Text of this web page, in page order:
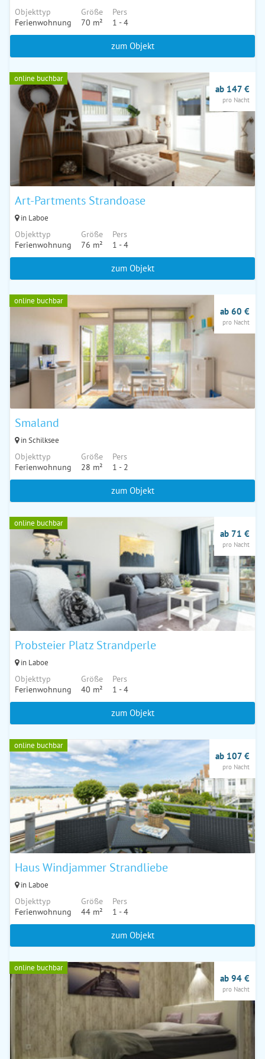
Objekttyp
Ferienwohnung
Größe
70 m²
Pers
1 - 4
zum Objekt
online buchbar
Art-Partments Strandoase
in Laboe
Objekttyp
Ferienwohnung
Größe
76 m²
Pers
1 - 4
ab 147 €
pro Nacht
zum Objekt
online buchbar
Smaland
in Schilksee
Objekttyp
Ferienwohnung
Größe
28 m²
Pers
1 - 2
ab 60 €
pro Nacht
zum Objekt
online buchbar
Probsteier Platz Strandperle
in Laboe
Objekttyp
Ferienwohnung
Größe
40 m²
Pers
1 - 4
ab 71 €
pro Nacht
zum Objekt
online buchbar
Haus Windjammer Strandliebe
in Laboe
Objekttyp
Ferienwohnung
Größe
44 m²
Pers
1 - 4
ab 107 €
pro Nacht
zum Objekt
online buchbar
ab 94 €
pro Nacht